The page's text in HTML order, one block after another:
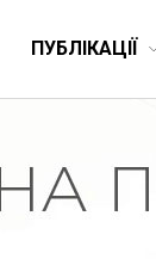
ПУБЛІКАЦІЇ